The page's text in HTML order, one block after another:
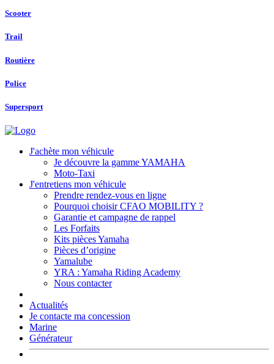
Scooter
Trail
Routière
Police
Supersport
J'achète mon véhicule
Je découvre la gamme YAMAHA
Moto-Taxi
J'entretiens mon véhicule
Prendre rendez-vous en ligne
Pourquoi choisir CFAO MOBILITY ?
Garantie et campagne de rappel
Les Forfaits
Kits pièces Yamaha
Pièces d’origine
Yamalube
YRA : Yamaha Riding Academy
Nous contacter
Actualités
Je contacte ma concession
Marine
Générateur